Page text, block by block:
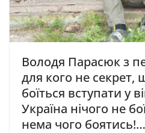
Володя Парасюк з
для кого не
боїться вступати у
Україна нічого не
нема чого боятись!…